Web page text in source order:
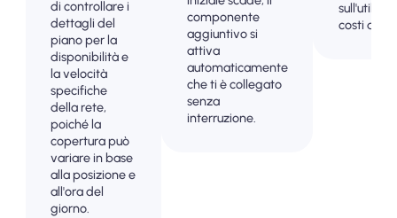
di controllare i
dettagli del
piano per la
disponibilità e
la velocità
specifiche
della rete,
poiché la
copertura può
variare in base
alla posizione e
all'ora del
giorno.
componente
aggiuntivo si
attiva
automaticamente
che ti è collegato
senza
interruzione.
sull'utilizzo
costi dei